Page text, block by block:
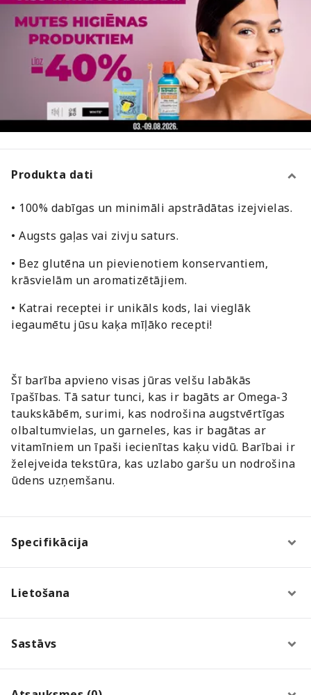
Produkta dati
• 100% dabīgas un minimāli apstrādātas izejvielas.
• Augsts gaļas vai zivju saturs.
• Bez glutēna un pievienotiem konservantiem,
krāsvielām un aromatizētājiem.
• Katrai receptei ir unikāls kods, lai vieglāk
iegaumētu jūsu kaķa mīļāko recepti!
Šī barība apvieno visas jūras velšu labākās
īpašības. Tā satur tunci, kas ir bagāts ar Omega-3
taukskābēm, surimi, kas nodrošina augstvērtīgas
olbaltumvielas, un garneles, kas ir bagātas ar
vitamīniem un īpaši iecienītas kaķu vidū. Barībai ir
želejveida tekstūra, kas uzlabo garšu un nodrošina
ūdens uzņemšanu.
Specifikācija
Lietošana
Sastāvs